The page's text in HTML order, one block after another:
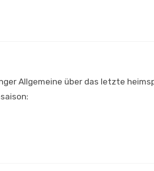
Allgemeine über das letzte